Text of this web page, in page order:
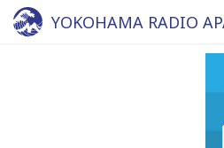
YOKOHAMA RADIO